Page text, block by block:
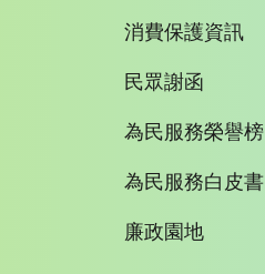
消費保護資訊
民眾謝函
為民服務榮譽榜
為民服務白皮書
廉政園地